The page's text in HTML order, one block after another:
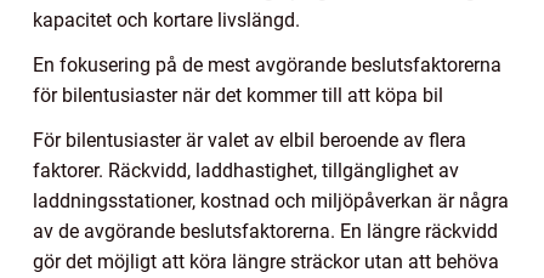
kapacitet och kortare livslängd.
En fokusering på de mest avgörande beslutsfaktorerna
för bilentusiaster när det kommer till att köpa bil
För bilentusiaster är valet av elbil beroende av flera
faktorer. Räckvidd, laddhastighet, tillgänglighet av
laddningsstationer, kostnad och miljöpåverkan är några
av de avgörande beslutsfaktorerna. En längre räckvidd
gör det möjligt att köra längre sträckor utan att behöva